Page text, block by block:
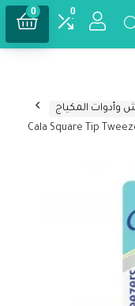
0
0
وأدوات المكياج